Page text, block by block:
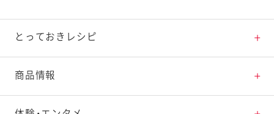
とっておきレシピ
とっておきレシピトップ
商品情報